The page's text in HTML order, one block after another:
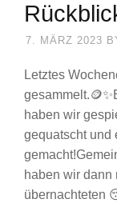
7. MÄRZ 2023
Letztes
haben wir
gequatscht und
haben wir dann
übernachteten